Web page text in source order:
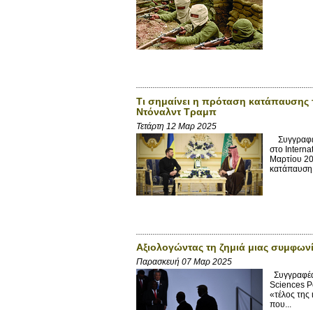
Τι σημαίνει η πρόταση
Ντόναλντ Τραμπ
Τετάρτη 12 Μαρ 2025
στο
Μαρτίου
Αξιολογώντας τη ζημιά μιας
Παρασκευή 07 Μαρ 2025
Sciences
«τέλος
που...